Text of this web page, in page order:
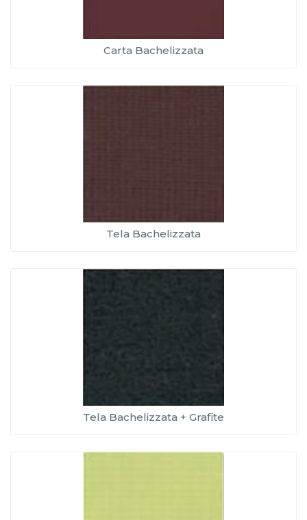
Carta Bachelizzata
Tela Bachelizzata
Tela Bachelizzata + Grafite